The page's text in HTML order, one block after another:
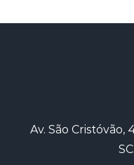
Av. São Cristóvão,